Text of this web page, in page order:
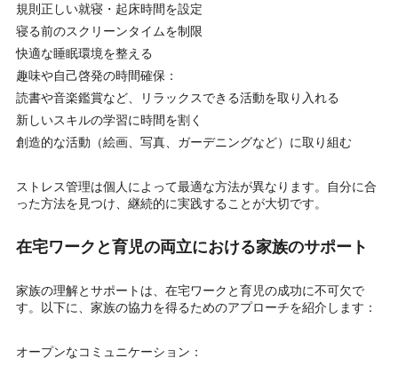
規則正しい就寝・起床時間を設定
寝る前のスクリーンタイムを制限
快適な睡眠環境を整える
趣味や自己啓発の時間確保：
読書や音楽鑑賞など、リラックスできる活動を取り入れる
新しいスキルの学習に時間を割く
創造的な活動（絵画、写真、ガーデニングなど）に取り組む
ストレス管理は個人によって最適な方法が異なります。自分に合
った方法を見つけ、継続的に実践することが大切です。
在宅ワークと育児の両立における家族のサポート
家族の理解とサポートは、在宅ワークと育児の成功に不可欠で
す。以下に、家族の協力を得るためのアプローチを紹介します：
オープンなコミュニケーション：